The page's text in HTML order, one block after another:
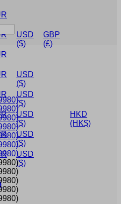
USD
($)
GBP
(£)
USD
($)
USD
($)
USD
($)
HKD
(HK$)
USD
($)
USD
($)